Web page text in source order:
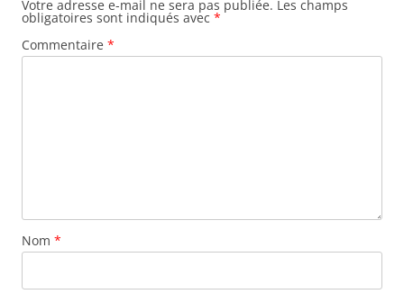
Votre adresse e-mail ne sera pas publiée. Les champs
obligatoires sont indiqués avec *
Commentaire *
Nom *